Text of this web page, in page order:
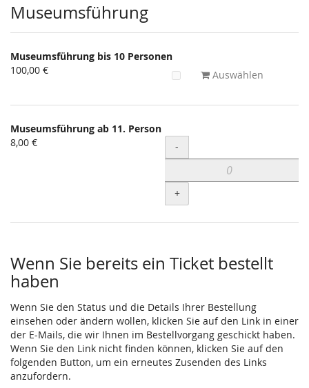
Museumsführung
Museumsführung bis 10 Personen
100,00 €
Auswählen
Museumsführung ab 11. Person
8,00 €
Menge
-
+
Wenn Sie bereits ein Ticket bestellt
haben
Wenn Sie den Status und die Details Ihrer Bestellung
einsehen oder ändern wollen, klicken Sie auf den Link in einer
der E-Mails, die wir Ihnen im Bestellvorgang geschickt haben.
Wenn Sie den Link nicht finden können, klicken Sie auf den
folgenden Button, um ein erneutes Zusenden des Links
anzufordern.